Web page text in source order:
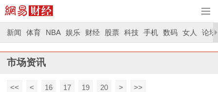
新闻 体育 NBA 娱乐 财经 股票 科技 手机 数码 女人 论坛
市场资讯
<< < 16 17 19 20 > >>